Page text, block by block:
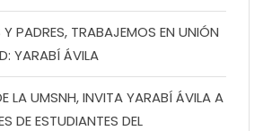
PADRES, TRABAJEMOS EN UNIÓN
YARABÍ ÁVILA
LA UMSNH, INVITA YARABÍ ÁVILA A
DE ESTUDIANTES DEL